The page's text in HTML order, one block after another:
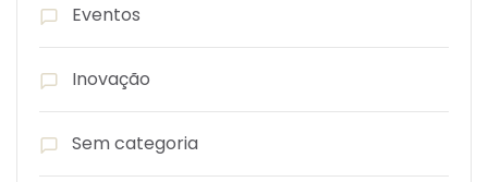
Eventos
Inovação
Sem categoria